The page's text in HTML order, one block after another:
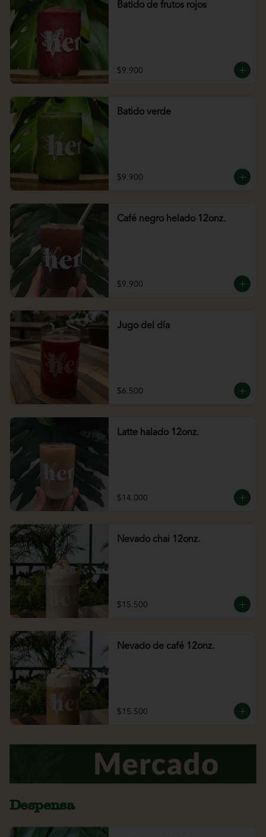
Batido de frutos rojos
$9.900
Batido verde
$9.900
Café negro helado 12onz.
$9.900
Jugo del día
$6.500
Latte halado 12onz.
$14.000
Nevado chai 12onz.
$15.500
Nevado de café 12onz.
$15.500
Despensa